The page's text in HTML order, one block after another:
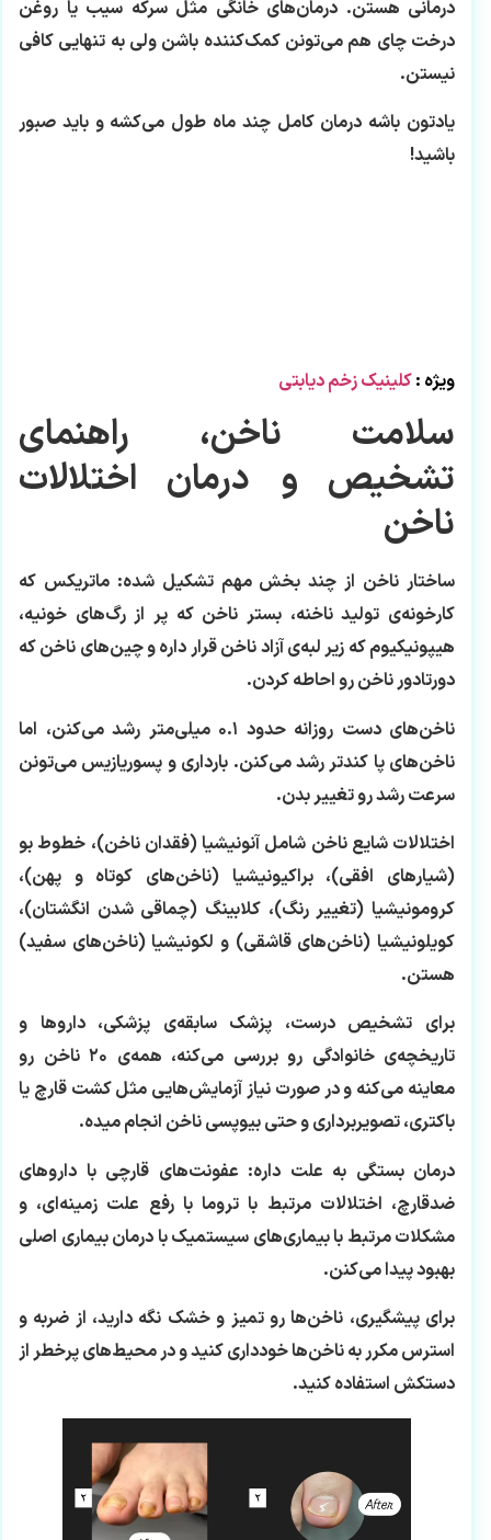
درمانی هستن. درمان‌های خانگی مثل سرکه سیب یا روغن
درخت چای هم می‌تونن کمک‌کننده باشن ولی به تنهایی کافی
نیستن.
یادتون باشه درمان کامل چند ماه طول می‌کشه و باید صبور
باشید!
ویژه :کلینیک زخم دیابتی
سلامت ناخن، راهنمای
تشخیص و درمان اختلالات
ناخن
ساختار ناخن از چند بخش مهم تشکیل شده: ماتریکس که
کارخونه‌ی تولید ناخنه، بستر ناخن که پر از رگ‌های خونیه،
هیپونیکیوم که زیر لبه‌ی آزاد ناخن قرار داره و چین‌های ناخن که
دورتادور ناخن رو احاطه کردن.
ناخن‌های دست روزانه حدود ۰.۱ میلی‌متر رشد می‌کنن، اما
ناخن‌های پا کندتر رشد می‌کنن. بارداری و پسوریازیس می‌تونن
سرعت رشد رو تغییر بدن.
اختلالات شایع ناخن شامل آنونیشیا (فقدان ناخن)، خطوط بو
(شیارهای افقی)، براکیونیشیا (ناخن‌های کوتاه و پهن)،
کرومونیشیا (تغییر رنگ)، کلابینگ (چماقی شدن انگشتان)،
کویلونیشیا (ناخن‌های قاشقی) و لکونیشیا (ناخن‌های سفید)
هستن.
برای تشخیص درست، پزشک سابقه‌ی پزشکی، داروها و
تاریخچه‌ی خانوادگی رو بررسی می‌کنه، همه‌ی ۲۰ ناخن رو
معاینه می‌کنه و در صورت نیاز آزمایش‌هایی مثل کشت قارچ یا
باکتری، تصویربرداری و حتی بیوپسی ناخن انجام میده.
درمان بستگی به علت داره: عفونت‌های قارچی با داروهای
ضدقارچ، اختلالات مرتبط با تروما با رفع علت زمینه‌ای، و
مشکلات مرتبط با بیماری‌های سیستمیک با درمان بیماری اصلی
بهبود پیدا می‌کنن.
برای پیشگیری، ناخن‌ها رو تمیز و خشک نگه دارید، از ضربه و
استرس مکرر به ناخن‌ها خودداری کنید و در محیط‌های پرخطر از
دستکش استفاده کنید.